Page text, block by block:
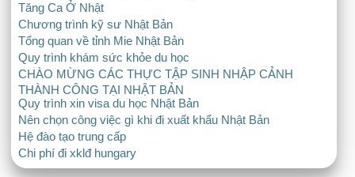
Tăng Ca Ở Nhật
Chương trình kỹ sư Nhật Bản
Tổng quan về tỉnh Mie Nhật Bản
Quy trình khám sức khỏe du học
CHÀO MỪNG CÁC THỰC TẬP SINH NHẬP CẢNH
THÀNH CÔNG TẠI NHẬT BẢN
Quy trình xin visa du học Nhật Bản
Nên chọn công việc gì khi đi xuất khẩu Nhật Bản
Hệ đào tạo trung cấp
Chi phí đi xklđ hungary